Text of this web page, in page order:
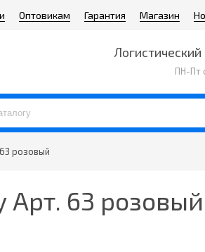
Оптовикам Гарантия Магазин
ПН-Пт
розовый
Арт. 63 розовый